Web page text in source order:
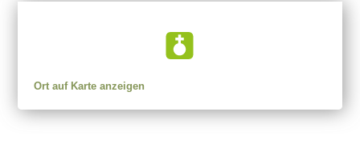
Ort auf Karte anzeigen